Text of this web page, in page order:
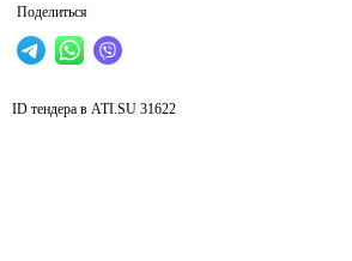
Поделиться
ID тендера в ATI.SU 31622